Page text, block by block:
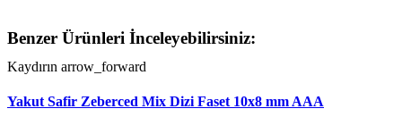
Benzer Ürünleri İnceleyebilirsiniz:
Kaydırın arrow_forward
Yakut Safir Zeberced Mix Dizi Faset 10x8 mm AAA